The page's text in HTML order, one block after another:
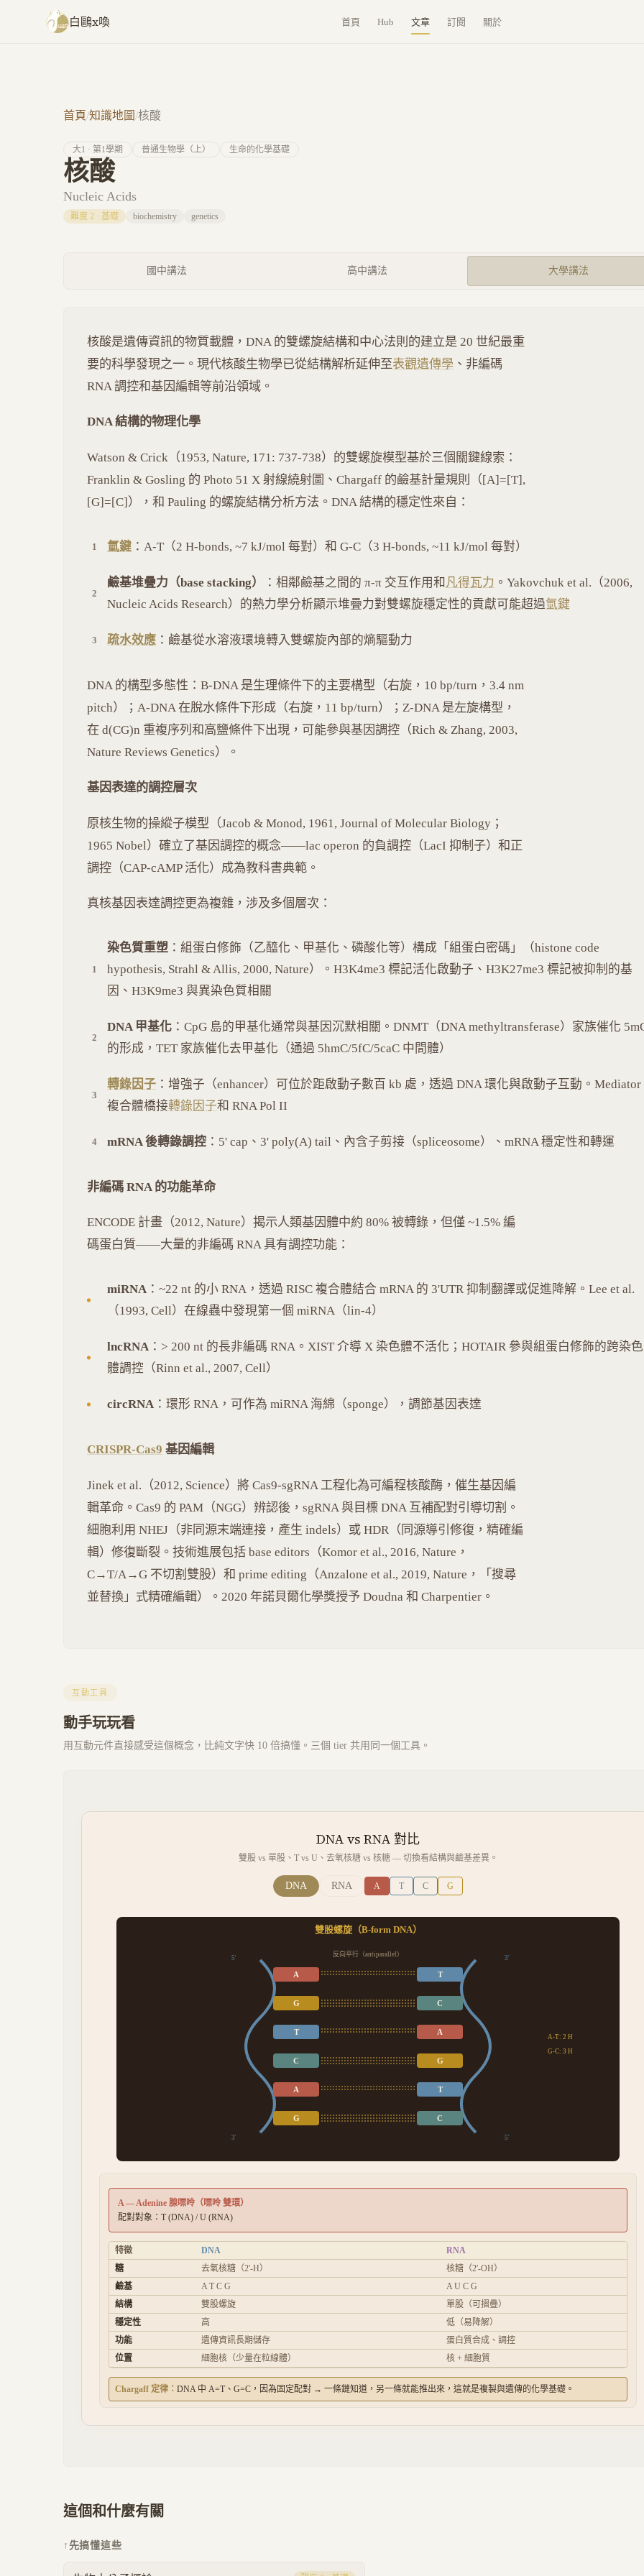
跳至主要內容
白鷗x喚 首頁 Hub 文章 訂閱 關於
首頁/知識地圖/核酸
大1 · 第1學期 普通生物學（上） 生命的化學基礎
核酸
Nucleic Acids
難度 2 · 基礎 biochemistry genetics
國中講法 高中講法 大學講法
核酸是遺傳資訊的物質載體，DNA 的雙螺旋結構和中心法則的建立是 20 世紀最重
要的科學發現之一。現代核酸生物學已從結構解析延伸至表觀遺傳學 、非編碼
RNA 調控和基因編輯等前沿領域。
DNA 結構的物理化學
Watson & Crick（1953, Nature, 171: 737-738）的雙螺旋模型基於三個關鍵線索：
Franklin & Gosling 的 Photo 51 X 射線繞射圖、Chargaff 的鹼基計量規則（[A]=[T],
[G]=[C]），和 Pauling 的螺旋結構分析方法。DNA 結構的穩定性來自：
氫鍵 ：A-T（2 H-bonds, ~7 kJ/mol 每對）和 G-C（3 H-bonds, ~11 kJ/mol 每對）
鹼基堆疊力（base stacking） ：相鄰鹼基之間的 π-π 交互作用和 凡得瓦力 。Yakovchuk et al.（2006,
Nucleic Acids Research）的熱力學分析顯示堆疊力對雙螺旋穩定性的貢獻可能超過氫鍵
疏水效應 ：鹼基從水溶液環境轉入雙螺旋內部的熵驅動力
DNA 的構型多態性：B-DNA 是生理條件下的主要構型（右旋，10 bp/turn，3.4 nm
pitch）；A-DNA 在脫水條件下形成（右旋，11 bp/turn）；Z-DNA 是左旋構型，
在 d(CG)n 重複序列和高鹽條件下出現，可能參與基因調控（Rich & Zhang, 2003,
Nature Reviews Genetics）。
基因表達的調控層次
原核生物的操縱子模型（Jacob & Monod, 1961, Journal of Molecular Biology；
1965 Nobel）確立了基因調控的概念——lac operon 的負調控（LacI 抑制子）和正
調控（CAP-cAMP 活化）成為教科書典範。
真核基因表達調控更為複雜，涉及多個層次：
染色質重塑 ：組蛋白修飾（乙醯化、甲基化、磷酸化等）構成「組蛋白密碼」（histone code
hypothesis, Strahl & Allis, 2000, Nature）。H3K4me3 標記活化啟動子、H3K27me3 標記被抑制的基
因、H3K9me3 與異染色質相關
DNA 甲基化 ：CpG 島的甲基化通常與基因沉默相關。DNMT（DNA methyltransferase）家族催化
的形成，TET 家族催化去甲基化（通過 5hmC/5fC/5caC 中間體）
轉錄因子 ：增強子（enhancer）可位於距啟動子數百 kb 處，透過 DNA 環化與啟動子互動。Mediator
複合體橋接轉錄因子和 RNA Pol II
mRNA 後轉錄調控 ：5' cap、3' poly(A) tail、內含子剪接（spliceosome）、mRNA 穩定性和轉運
非編碼 RNA 的功能革命
ENCODE 計畫（2012, Nature）揭示人類基因體中約 80% 被轉錄，但僅 ~1.5% 編
碼蛋白質——大量的非編碼 RNA 具有調控功能：
miRNA ：~22 nt 的小 RNA，透過 RISC 複合體結合 mRNA 的 3'UTR 抑制翻譯或促進降解。Lee et al.
（1993, Cell）在線蟲中發現第一個 miRNA（lin-4）
lncRNA ：> 200 nt 的長非編碼 RNA。XIST 介導 X 染色體不活化；HOTAIR 參與組蛋白修飾的跨染色
體調控（Rinn et al., 2007, Cell）
circRNA ：環形 RNA，可作為 miRNA 海綿（sponge），調節基因表達
CRISPR-Cas9 基因編輯
Jinek et al.（2012, Science）將 Cas9-sgRNA 工程化為可編程核酸酶，催生基因編
輯革命。Cas9 的 PAM（NGG）辨認後，sgRNA 與目標 DNA 互補配對引導切割。
細胞利用 NHEJ（非同源末端連接，產生 indels）或 HDR（同源導引修復，精確編
輯）修復斷裂。技術進展包括 base editors（Komor et al., 2016, Nature，
C→T/A→G 不切割雙股）和 prime editing（Anzalone et al., 2019, Nature，「搜尋
並替換」式精確編輯）。2020 年諾貝爾化學獎授予 Doudna 和 Charpentier。
互動工具
動手玩玩看
用互動元件直接感受這個概念，比純文字快 10 倍搞懂。三個 tier 共用同一個工具。
DNA vs RNA 對比
雙股 vs 單股、T vs U、去氧核糖 vs 核糖 — 切換看結構與鹼基差異。
DNA RNA A T C G
雙股螺旋（B-form DNA）
A T
G C
T A
C G
A T
G C
5'
3'
3'
5'
反向平行（antiparallel）
A-T: 2 H
G-C: 3 H
A—Adenine 腺嘌呤 （嘌呤 雙環）
配對對象： T (DNA) / U (RNA)
特徵 DNA
RNA
糖
去氧核糖（2'-H）
核糖（2'-OH）
鹼基
A T C G
A U C G
結構
雙股螺旋
單股（可摺疊）
穩定性
高
低（易降解）
功能
遺傳資訊長期儲存
蛋白質合成、調控
位置
細胞核（少量在粒線體） 核 + 細胞質
Chargaff 定律： DNA 中 A=T、G=C，因為固定配對 → 一條鏈知道，另一條就能推出來，這就是複製與遺傳的化學基礎。
這個和什麼有關
↑ 先搞懂這些